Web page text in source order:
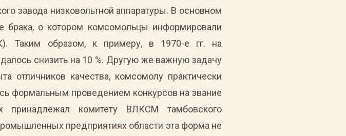
завода низковольтной аппаратуры. В основном
брака, о котором комсомольцы информировали
Таким образом, к примеру, в 1970-е гг. на
снизить на 10 %. Другую же важную задачу
отличников качества, комсомолу практически
формальным проведением конкурсов на звание
принадлежал комитету ВЛКСМ тамбовского
предприятиях области эта форма не